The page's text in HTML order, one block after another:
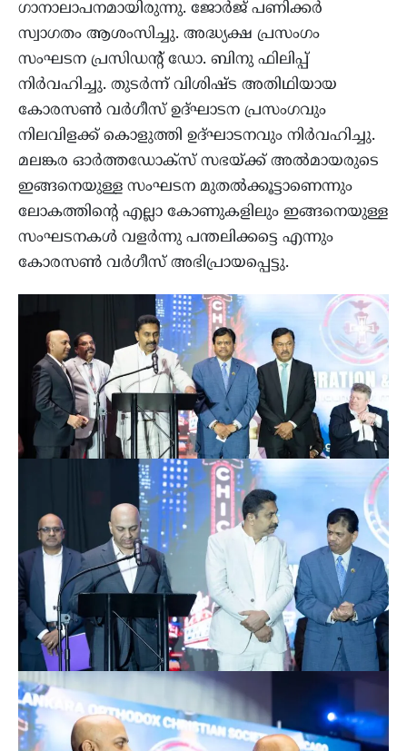
ഗാനാലാപനമായിരുന്നു. ജോര്‍ജ് പണിക്കര്‍
സ്വാഗതം ആശംസിച്ചു. അദ്ധ്യക്ഷ പ്രസംഗം
സംഘടന പ്രസിഡന്റ് ഡോ. ബിനു ഫിലിപ്പ്
നിര്‍വഹിച്ചു. തുടര്‍ന്ന് വിശിഷ്ട അതിഥിയായ
കോരസണ്‍ വര്‍ഗീസ് ഉദ്ഘാടന പ്രസംഗവും
നിലവിളക്ക് കൊളുത്തി ഉദ്ഘാടനവും നിര്‍വഹിച്ചു.
മലങ്കര ഓര്‍ത്തഡോക്‌സ് സഭയ്ക്ക് അല്‍മായരുടെ
ഇങ്ങനെയുള്ള സംഘടന മുതല്‍ക്കൂട്ടാണെന്നും
ലോകത്തിന്റെ എല്ലാ കോണുകളിലും ഇങ്ങനെയുള്ള
സംഘടനകള്‍ വളര്‍ന്നു പന്തലിക്കട്ടെ എന്നും
കോരസണ്‍ വര്‍ഗീസ് അഭിപ്രായപ്പെട്ടു.